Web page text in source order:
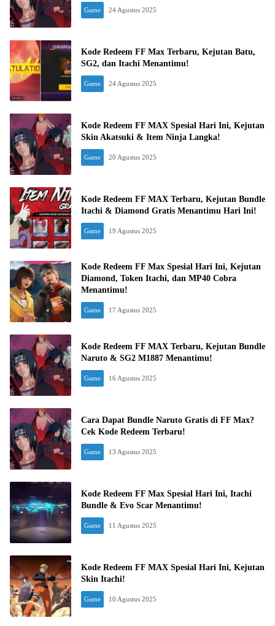
Game 24 Agustus 2025
Kode Redeem FF Max Terbaru, Kejutan Batu,
SG2, dan Itachi Menantimu!
Game 24 Agustus 2025
Kode Redeem FF MAX Spesial Hari Ini, Kejutan
Skin Akatsuki & Item Ninja Langka!
Game 20 Agustus 2025
Kode Redeem FF MAX Terbaru, Kejutan Bundle
Itachi & Diamond Gratis Menantimu Hari Ini!
Game 19 Agustus 2025
Kode Redeem FF Max Spesial Hari Ini, Kejutan
Diamond, Token Itachi, dan MP40 Cobra
Menantimu!
Game 17 Agustus 2025
Kode Redeem FF MAX Terbaru, Kejutan Bundle
Naruto & SG2 M1887 Menantimu!
Game 16 Agustus 2025
Cara Dapat Bundle Naruto Gratis di FF Max?
Cek Kode Redeem Terbaru!
Game 13 Agustus 2025
Kode Redeem FF Max Spesial Hari Ini, Itachi
Bundle & Evo Scar Menantimu!
Game 11 Agustus 2025
Kode Redeem FF MAX Spesial Hari Ini, Kejutan
Skin Itachi!
Game 10 Agustus 2025